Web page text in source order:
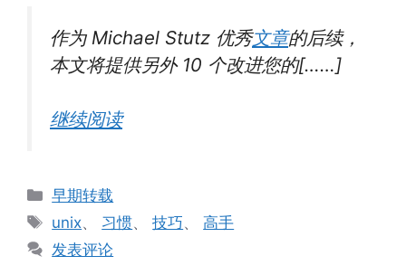
作为 Michael Stutz 优秀文章的后续，
本文将提供另外 10 个改进您的[……]
继续阅读
分
类
早期转载
标
签
unix、 习惯、技巧、高手
发表评论